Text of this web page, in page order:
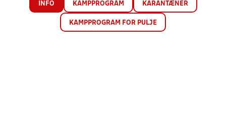
INFO KAMPPROGRAM KARANTÆNER
KAMPPROGRAM FOR PULJE